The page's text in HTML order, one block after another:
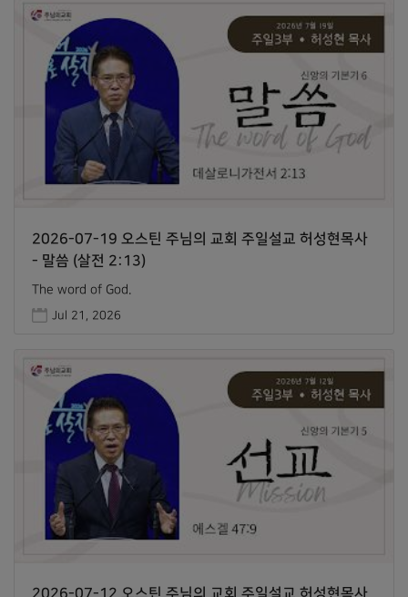
2026-07-19 오스틴 주님의 교회 주일설교 허성현목사
- 말씀 (살전 2:13)
The word of God.
Jul 21, 2026
2026-07-12 오스틴 주님의 교회 주일설교 허성현목사